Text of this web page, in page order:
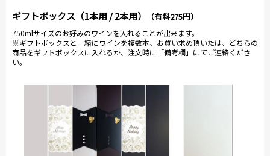
ツの香りと味わい。 濃すぎず品のあるバランスが素晴
らしい！
とにかく当店でも手に入らなかった希少なグランクリ
山試飲させていただきました。
て販売分がなくなっているのでは？？と思うほど気前
のいいマルシャン氏です。
ギフトボックス（1本用 / 2本用） （有料275円）
750mlサイズのお好みのワインを入れることが出来ます。
※ギフトボックスと一緒にワインを複数本、お買い求め頂いたは、どちらの
商品をギフトボックスに入れるか、注文時に「備考欄」にてご連絡くださ
い。